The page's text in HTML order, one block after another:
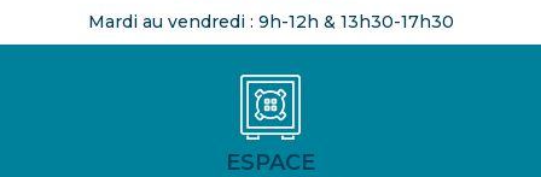
Mardi au vendredi : 9h-12h & 13h30-17h30
ESPACE